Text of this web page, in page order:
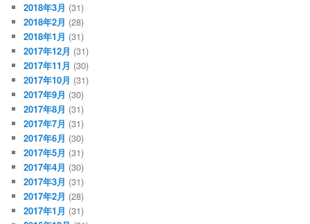
2018年3月 (31)
2018年2月 (28)
2018年1月 (31)
2017年12月 (31)
2017年11月 (30)
2017年10月 (31)
2017年9月 (30)
2017年8月 (31)
2017年7月 (31)
2017年6月 (30)
2017年5月 (31)
2017年4月 (30)
2017年3月 (31)
2017年2月 (28)
2017年1月 (31)